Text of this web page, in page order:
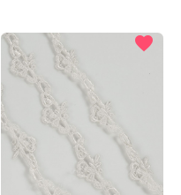
favorite